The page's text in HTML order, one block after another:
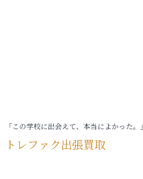
「この学校に出会えて、本当によかった。」
トレファク出張買取